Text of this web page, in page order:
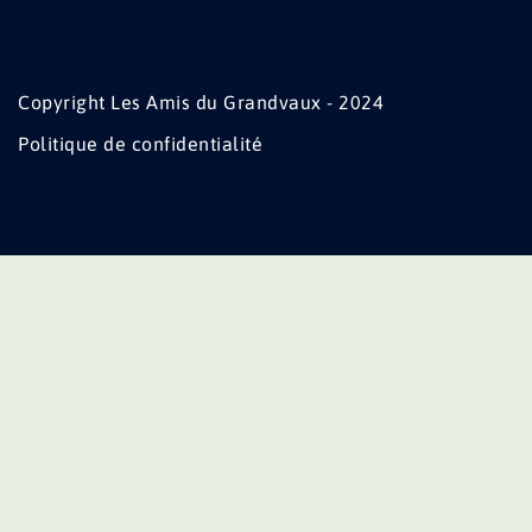
Copyright Les Amis du Grandvaux - 2024
Politique de confidentialité